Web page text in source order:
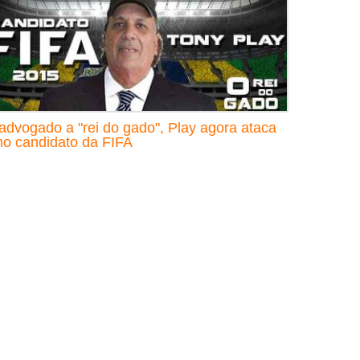
a "rei do gado", Play agora ataca
candidato da FIFA